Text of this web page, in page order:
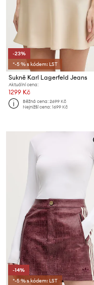
-23%
*-5 % s kódem: LST
Sukně Karl Lagerfeld Jeans
Aktuální cena:
1299 Kč
Běžná cena:2699 Kč
Nejnižší cena:1699 Kč
-14%
*-5 % s kódem: LST